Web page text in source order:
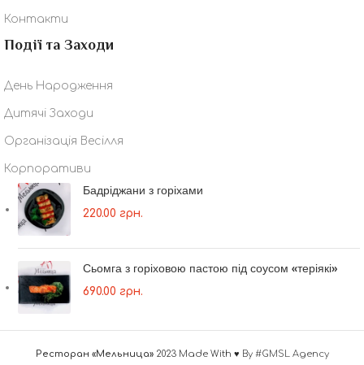
Контакти
Події та Заходи
День Народження
Дитячі Заходи
Організація Весілля
Корпоративи
Бадріджани з горіхами
220.00 грн.
Сьомга з горіховою пастою під соусом «теріякі»
690.00 грн.
Ресторан «Мельница» 2023 Made With ♥ By #GMSL Agency